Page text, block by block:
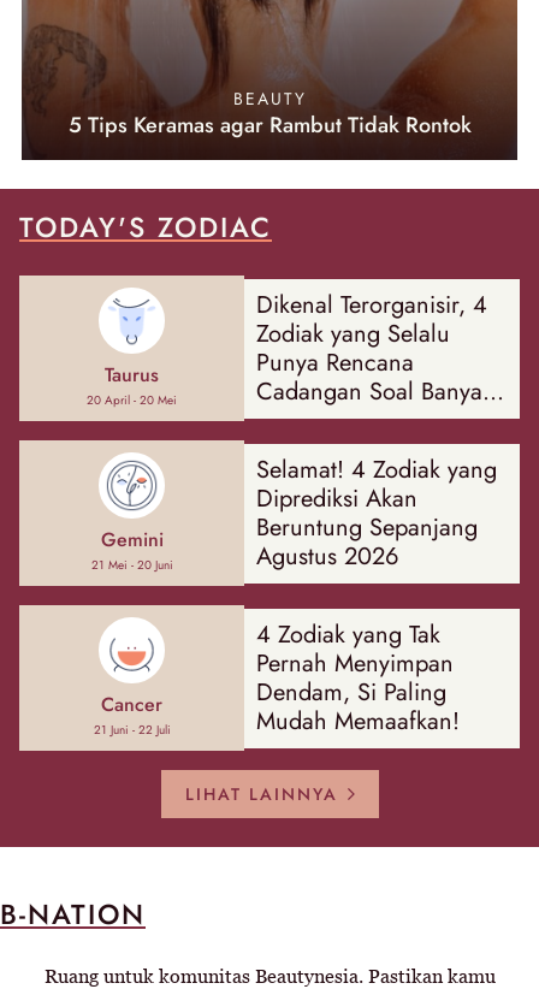
BEAUTY
5 Tips Keramas agar Rambut Tidak Rontok
TODAY'S ZODIAC
Taurus
20 April - 20 Mei
Dikenal Terorganisir, 4
Zodiak yang Selalu
Punya Rencana
Cadangan Soal Banyak
Hal
Gemini
21 Mei - 20 Juni
Selamat! 4 Zodiak yang
Diprediksi Akan
Beruntung Sepanjang
Agustus 2026
Cancer
21 Juni - 22 Juli
4 Zodiak yang Tak
Pernah Menyimpan
Dendam, Si Paling
Mudah Memaafkan!
LIHAT LAINNYA
B-NATION
Ruang untuk komunitas Beautynesia. Pastikan kamu